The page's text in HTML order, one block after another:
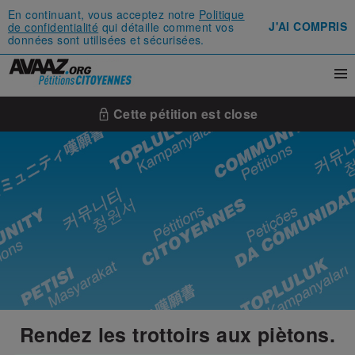
En continuant, vous acceptez notre Politique
de confidentialité qui détaille comment vos
données sont utilisées et sécurisées.
J'AI COMPRIS
Cette pétition est close
Rendez les trottoirs aux piètons.